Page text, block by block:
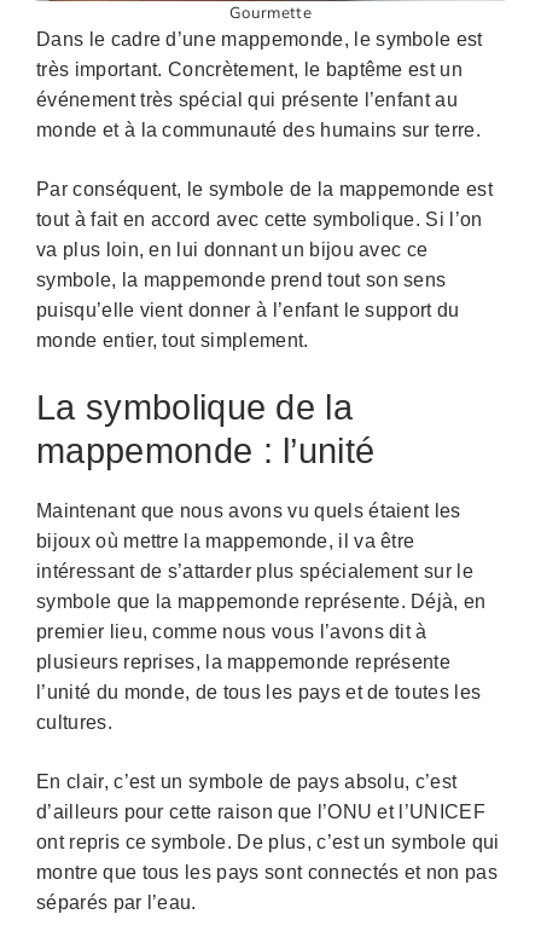
Gourmette
Dans le cadre d’une mappemonde, le symbole est
très important. Concrètement, le baptême est un
événement très spécial qui présente l’enfant au
monde et à la communauté des humains sur terre.
Par conséquent, le symbole de la mappemonde est
tout à fait en accord avec cette symbolique. Si l’on
va plus loin, en lui donnant un bijou avec ce
symbole, la mappemonde prend tout son sens
puisqu’elle vient donner à l’enfant le support du
monde entier, tout simplement.
La symbolique de la
mappemonde : l’unité
Maintenant que nous avons vu quels étaient les
bijoux où mettre la mappemonde, il va être
intéressant de s’attarder plus spécialement sur le
symbole que la mappemonde représente. Déjà, en
premier lieu, comme nous vous l’avons dit à
plusieurs reprises, la mappemonde représente
l’unité du monde, de tous les pays et de toutes les
cultures.
En clair, c’est un symbole de pays absolu, c’est
d’ailleurs pour cette raison que l’ONU et l’UNICEF
ont repris ce symbole. De plus, c’est un symbole qui
montre que tous les pays sont connectés et non pas
séparés par l’eau.